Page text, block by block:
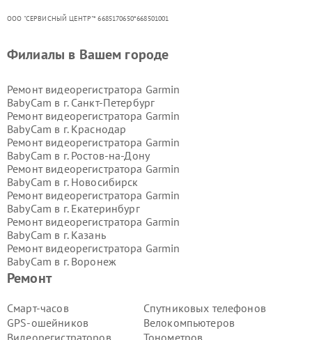
ООО "СЕРВИСНЫЙ ЦЕНТР"* 6685170650*668501001
Ремонт
Смарт-часов
GPS-ошейников
Видеорегистраторов
Спутниковых телефонов
Велокомпьютеров
Тонометров
Филиалы в Вашем городе
Ремонт видеорегистратора Garmin
BabyCam в г. Санкт-Петербург
Ремонт видеорегистратора Garmin
BabyCam в г. Краснодар
Ремонт видеорегистратора Garmin
BabyCam в г. Ростов-на-Дону
Ремонт видеорегистратора Garmin
BabyCam в г. Новосибирск
Ремонт видеорегистратора Garmin
BabyCam в г. Екатеринбург
Ремонт видеорегистратора Garmin
BabyCam в г. Казань
Ремонт видеорегистратора Garmin
BabyCam в г. Воронеж
Ремонт видеорегистратора Garmin
BabyCam в г.
BabyCam в г.
Ремонт видеорегистратора Garmin